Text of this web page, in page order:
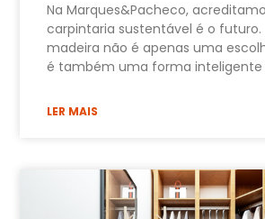
Na Marques&Pacheco,
carpintaria sustentável é o futuro.
madeira não é apenas uma
é também uma forma inteligente
LER MAIS